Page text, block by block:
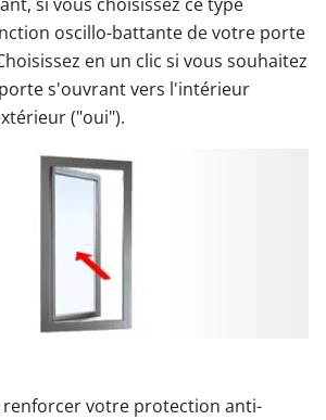
oscillo-battante de votre porte
en un clic si vous souhaitez
s'ouvrant vers l'intérieur
("oui").
renforcer votre protection anti-